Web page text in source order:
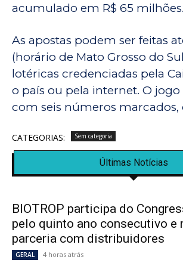
acumulado em R$ 65 milhões.
As apostas podem ser feitas
(horário de Mato Grosso do
lotéricas credenciadas pela
o país ou pela internet. O jogo
com seis números marcados,
CATEGORIAS: Sem categoria
Últimas Notícias
BIOTROP participa do
pelo quinto ano consecutivo e
parceria com distribuidores
GERAL 4 horas atrás